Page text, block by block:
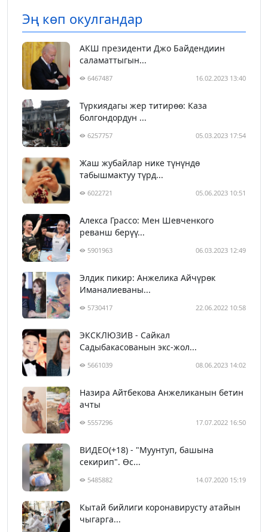
Эң көп окулгандар
АКШ президенти Джо Байдендиин
саламаттыгын...
6467487 16.02.2023 13:40
Түркиядагы жер титирөө: Каза
болгондордун ...
6257757 05.03.2023 17:54
Жаш жубайлар нике түнүндө
табышмактуу түрд...
6022721 05.06.2023 10:51
Алекса Грассо: Мен Шевченкого
реванш берүү...
5901963 06.03.2023 12:49
Элдик пикир: Анжелика Айчүрөк
Иманалиеваны...
5730417 22.06.2022 10:58
ЭКСКЛЮЗИВ - Сайкал
Садыбакасованын экс-жол...
5661039 08.06.2023 14:02
Назира Айтбекова Анжеликанын бетин
ачты
5557296 17.07.2022 16:50
ВИДЕО(+18) - "Муунтуп, башына
секирип". Өс...
5485882 14.07.2020 15:19
Кытай бийлиги коронавирусту атайын
чыгарга...